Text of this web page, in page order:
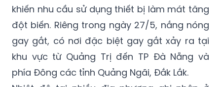
khiến nhu cầu sử dụng thiết bị làm mát tăng
đột biến. Riêng trong ngày 27/5, nắng nóng
gay gắt, có nơi đặc biệt gay gắt xảy ra tại
khu vực từ Quảng Trị đến TP Đà Nẵng và
phía Đông các tỉnh Quảng Ngãi, Đắk Lắk.